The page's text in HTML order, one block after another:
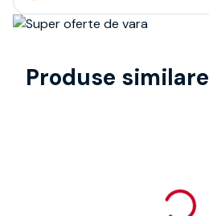
Produse similare